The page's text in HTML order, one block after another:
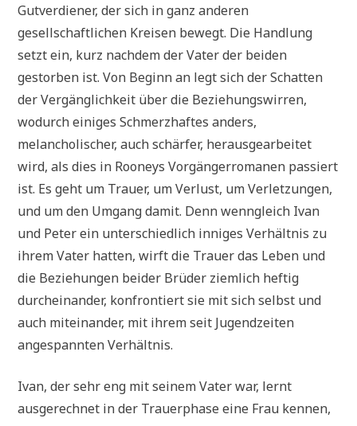
Gutverdiener, der sich in ganz anderen
gesellschaftlichen Kreisen bewegt. Die Handlung
setzt ein, kurz nachdem der Vater der beiden
gestorben ist. Von Beginn an legt sich der Schatten
der Vergänglichkeit über die Beziehungswirren,
wodurch einiges Schmerzhaftes anders,
melancholischer, auch schärfer, herausgearbeitet
wird, als dies in Rooneys Vorgängerromanen passiert
ist. Es geht um Trauer, um Verlust, um Verletzungen,
und um den Umgang damit. Denn wenngleich Ivan
und Peter ein unterschiedlich inniges Verhältnis zu
ihrem Vater hatten, wirft die Trauer das Leben und
die Beziehungen beider Brüder ziemlich heftig
durcheinander, konfrontiert sie mit sich selbst und
auch miteinander, mit ihrem seit Jugendzeiten
angespannten Verhältnis.
Ivan, der sehr eng mit seinem Vater war, lernt
ausgerechnet in der Trauerphase eine Frau kennen,